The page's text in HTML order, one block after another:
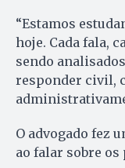
“Estamos
hoje. Cada fala,
sendo
responder civil,
O advogado fez
ao falar sobre